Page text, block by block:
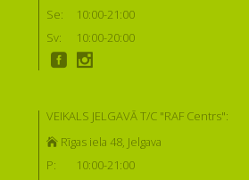
Se:
10:00-21:00
Sv:
10:00-20:00
VEIKALS JELGAVĀ T/C "RAF Centrs":
Rīgas iela 48, Jelgava
P:
10:00-21:00